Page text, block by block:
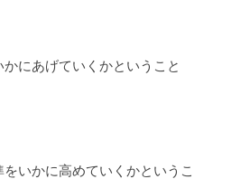
にあげていくかということ
いかに高めていくかというこ